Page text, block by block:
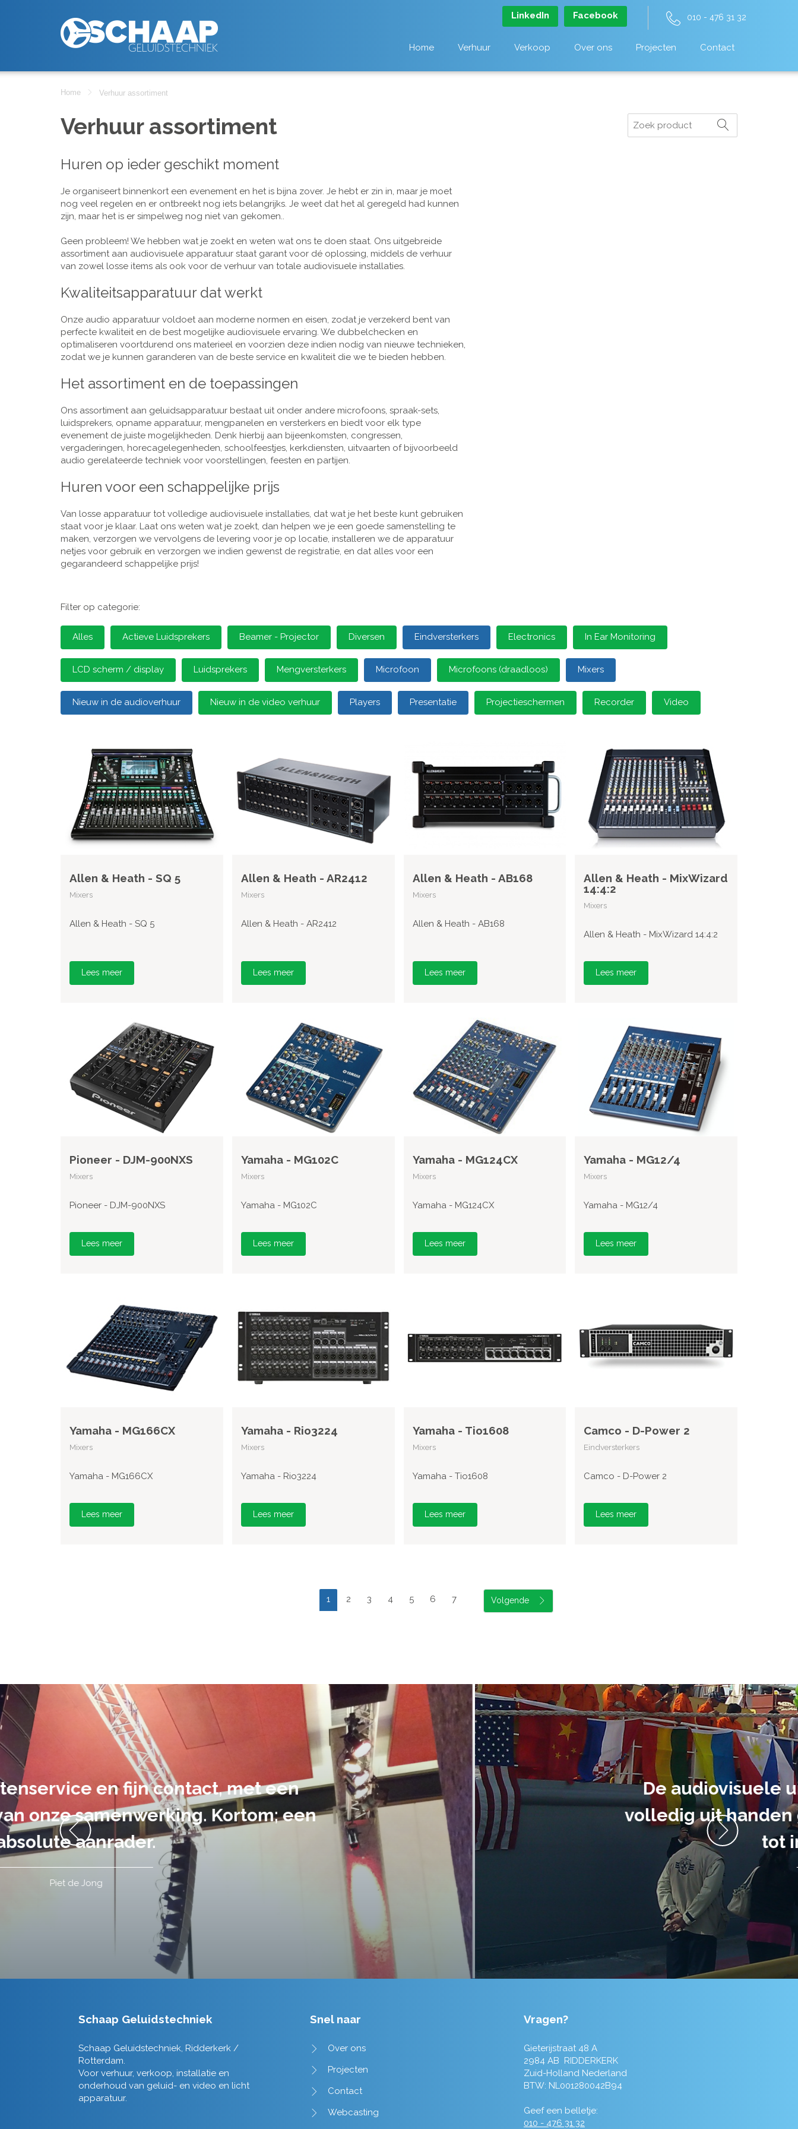
LinkedIn Facebook 010 - 476 31 32
Home Verhuur Verkoop Over ons Projecten Contact
Home Verhuur assortiment
Verhuur assortiment
Huren op ieder geschikt moment
Je organiseert binnenkort een evenement en het is bijna zover. Je hebt er zin in, maar je moet
nog veel regelen en er ontbreekt nog iets belangrijks. Je weet dat het al geregeld had kunnen
zijn, maar het is er simpelweg nog niet van gekomen..
Geen probleem! We hebben wat je zoekt en weten wat ons te doen staat. Ons uitgebreide
assortiment aan audiovisuele apparatuur staat garant voor dé oplossing, middels de verhuur
van zowel losse items als ook voor de verhuur van totale audiovisuele installaties.
Kwaliteitsapparatuur dat werkt
Onze audio apparatuur voldoet aan moderne normen en eisen, zodat je verzekerd bent van
perfecte kwaliteit en de best mogelijke audiovisuele ervaring. We dubbelchecken en
optimaliseren voortdurend ons materieel en voorzien deze indien nodig van nieuwe technieken,
zodat we je kunnen garanderen van de beste service en kwaliteit die we te bieden hebben.
Het assortiment en de toepassingen
Ons assortiment aan geluidsapparatuur bestaat uit onder andere microfoons, spraak-sets,
luidsprekers, opname apparatuur, mengpanelen en versterkers en biedt voor elk type
evenement de juiste mogelijkheden. Denk hierbij aan bijeenkomsten, congressen,
vergaderingen, horecagelegenheden, schoolfeestjes, kerkdiensten, uitvaarten of bijvoorbeeld
audio gerelateerde techniek voor voorstellingen, feesten en partijen.
Huren voor een schappelijke prijs
Van losse apparatuur tot volledige audiovisuele installaties, dat wat je het beste kunt gebruiken
staat voor je klaar. Laat ons weten wat je zoekt, dan helpen we je een goede samenstelling te
maken, verzorgen we vervolgens de levering voor je op locatie, installeren we de apparatuur
netjes voor gebruik en verzorgen we indien gewenst de registratie, en dat alles voor een
gegarandeerd schappelijke prijs!
Zoeken
Filter op categorie:
Alles Actieve Luidsprekers Beamer - Projector Diversen Eindversterkers Electronics In Ear Monitoring
LCD scherm / display Luidsprekers Mengversterkers Microfoon Microfoons (draadloos) Mixers
Nieuw in de audioverhuur Nieuw in de video verhuur Players Presentatie Projectieschermen Recorder Video
Allen & Heath - SQ 5
Mixers
Allen & Heath - SQ 5
Lees meer
Allen & Heath - AR2412
Mixers
Allen & Heath - AR2412
Lees meer
Allen & Heath - AB168
Mixers
Allen & Heath - AB168
Lees meer
Allen & Heath - MixWizard
14:4:2
Mixers
Allen & Heath - MixWizard 14:4:2
Lees meer
Pioneer - DJM-900NXS
Mixers
Pioneer - DJM-900NXS
Lees meer
Yamaha - MG102C
Mixers
Yamaha - MG102C
Lees meer
Yamaha - MG124CX
Mixers
Yamaha - MG124CX
Lees meer
Yamaha - MG12/4
Mixers
Yamaha - MG12/4
Lees meer
Yamaha - MG166CX
Mixers
Yamaha - MG166CX
Lees meer
Yamaha - Rio3224
Mixers
Yamaha - Rio3224
Lees meer
Yamaha - Tio1608
Mixers
Yamaha - Tio1608
Lees meer
Camco - D-Power 2
Eindversterkers
Camco - D-Power 2
Lees meer
1 2 3 4 5 6 7
De audiovisuele uitvoering van ons evenement heb ik
volledig uit handen gegeven en dat is een aanrader! Alles
tot in de puntjes verzorgd.
Tim de Lange
Schaap Geluidstechniek
Schaap Geluidstechniek, Ridderkerk /
Rotterdam.
Voor verhuur, verkoop, installatie en
onderhoud van geluid- en video en licht
apparatuur.
Snel naar
Over ons
Projecten
Contact
Webcasting
Vragen?
Gieterijstraat 48 A
2984 AB RIDDERKERK
Zuid-Holland Nederland
BTW: NL001280042B94
Geef een belletje:
010 - 476 31 32